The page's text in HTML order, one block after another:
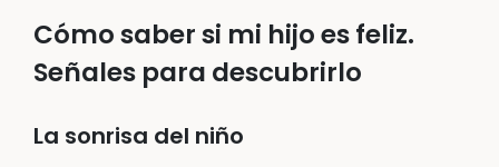
Cómo saber si mi hijo es feliz.
Señales para descubrirlo
La sonrisa del niño